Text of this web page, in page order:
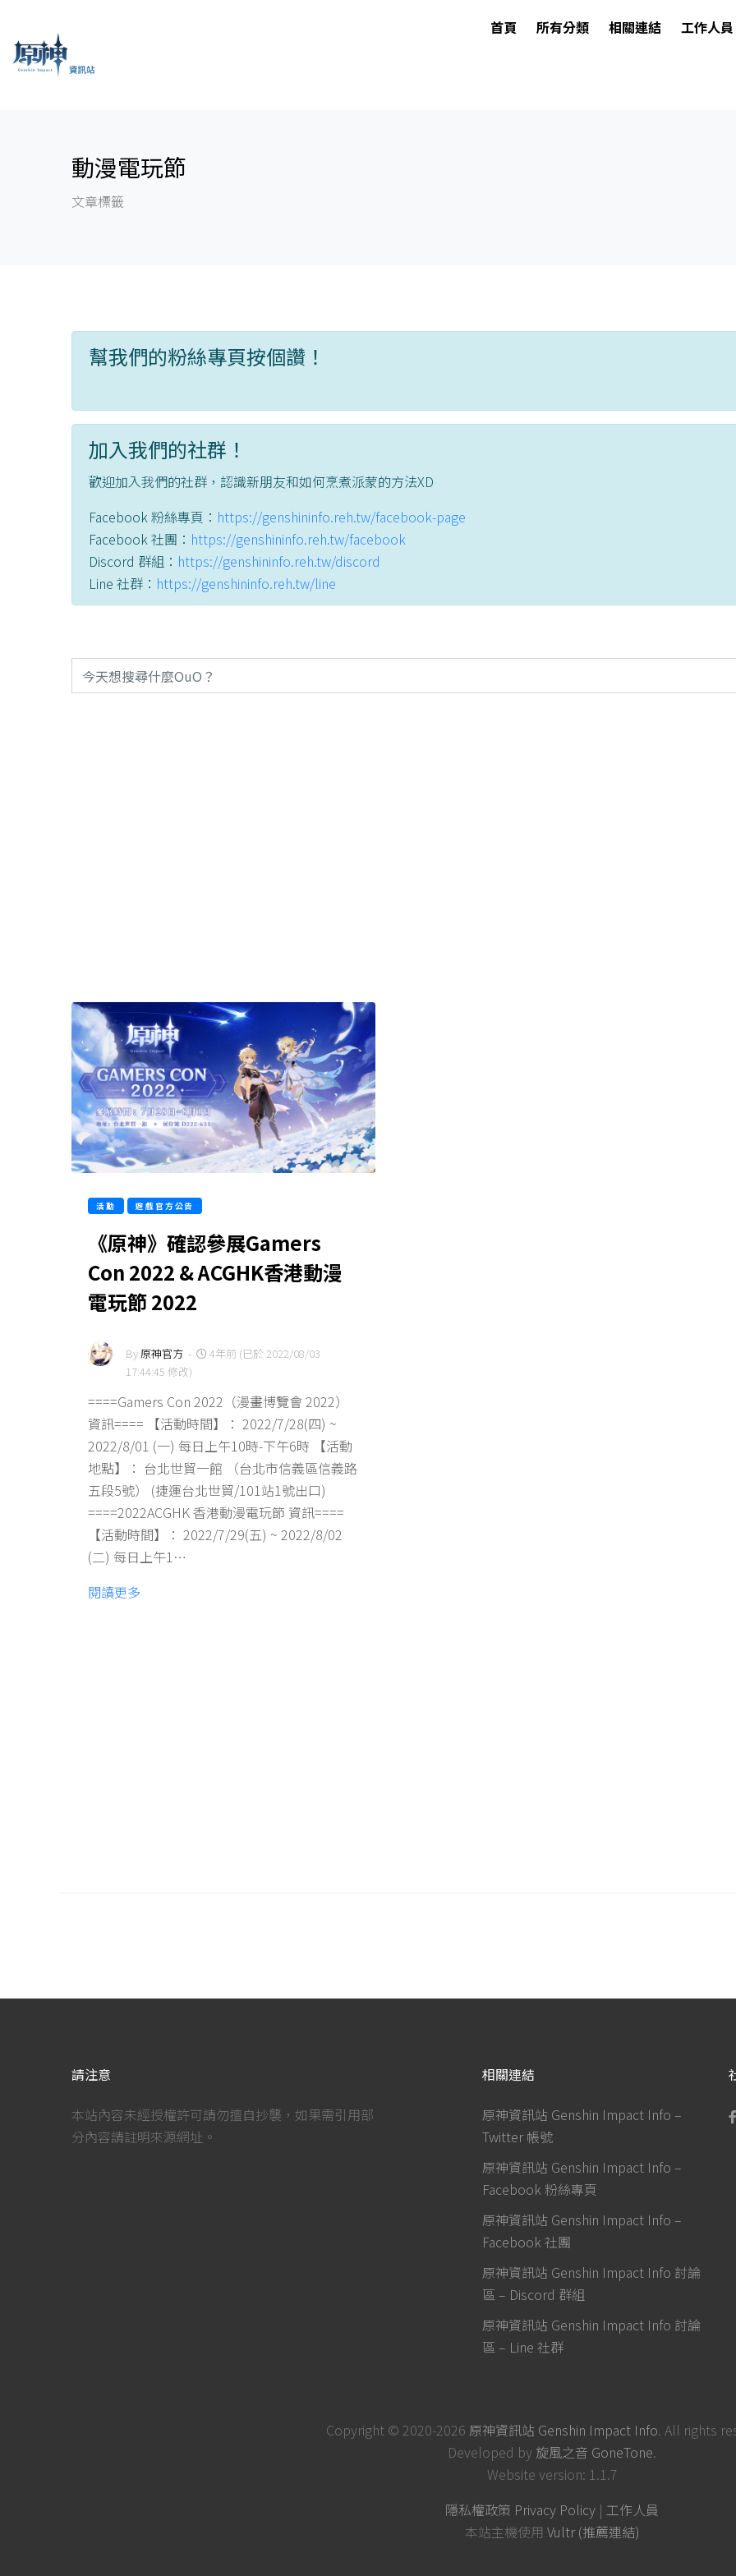
首頁 所有分類 相關連結 工作人員
動漫電玩節
文章標籤
幫我們的粉絲專頁按個讚！
加入我們的社群！
歡迎加入我們的社群，認識新朋友和如何烹煮派蒙的方法XD
Facebook 粉絲專頁： https://genshininfo.reh.tw/facebook-page
Facebook 社團： https://genshininfo.reh.tw/facebook
Discord 群組： https://genshininfo.reh.tw/discord
Line 社群： https://genshininfo.reh.tw/line
活動 遊戲官方公告
《原神》確認參展Gamers
Con 2022 & ACGHK香港動漫
電玩節 2022
By原神官方 -
4年前 (已於 2022/08/03
17:44:45 修改)
====Gamers Con 2022（漫畫博覽會 2022）
資訊==== 【活動時間】： 2022/7/28(四) ~
2022/8/01 (一) 每日上午10時-下午6時 【活動
地點】： 台北世貿一館 （台北市信義區信義路
五段5號） (捷運台北世貿/101站1號出口)
====2022ACGHK 香港動漫電玩節 資訊====
【活動時間】： 2022/7/29(五) ~ 2022/8/02
(二) 每日上午1…
閱讀更多
請注意
本站內容未經授權許可請勿擅自抄襲，如果需引用部
分內容請註明來源網址。
相關連結
原神資訊站 Genshin Impact Info –
Twitter 帳號
原神資訊站 Genshin Impact Info –
Facebook 粉絲專頁
原神資訊站 Genshin Impact Info –
Facebook 社團
原神資訊站 Genshin Impact Info 討論
區 – Discord 群組
原神資訊站 Genshin Impact Info 討論
區 – Line 社群
Copyright © 2020-2026 原神資訊站 Genshin Impact Info. All rights
Developed by 旋風之音 GoneTone.
Website version: 1.1.7
隱私權政策 Privacy Policy | 工作人員
本站主機使用 Vultr (推薦連結)